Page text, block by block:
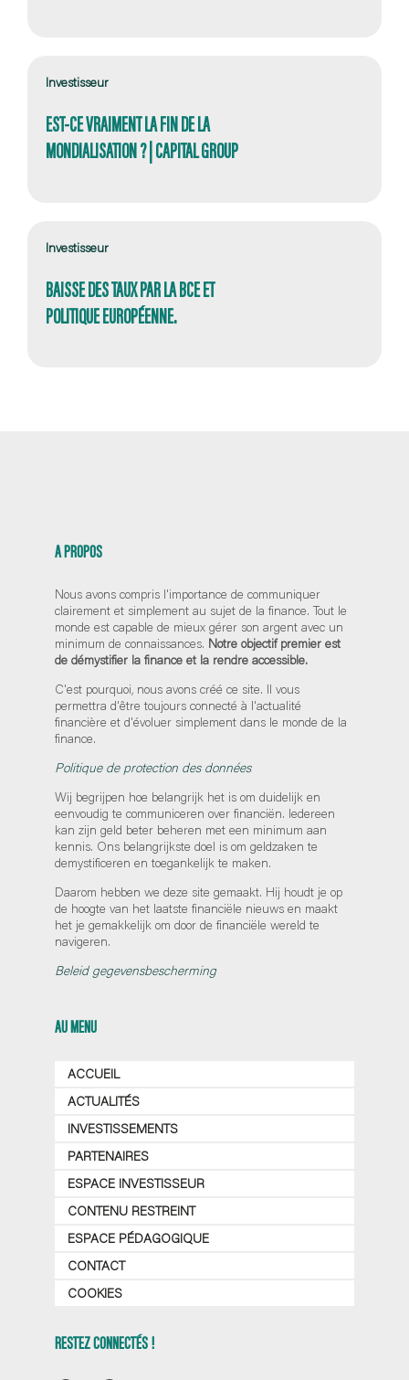
Investisseur
EST-CE VRAIMENT LA FIN DE LA
MONDIALISATION ? | CAPITAL GROUP
Investisseur
BAISSE DES TAUX PAR LA BCE ET
POLITIQUE EUROPÉENNE.
A PROPOS
Nous avons compris l'importance de communiquer
clairement et simplement au sujet de la finance. Tout le
monde est capable de mieux gérer son argent avec un
minimum de connaissances. Notre objectif premier est
de démystifier la finance et la rendre accessible.
C'est pourquoi, nous avons créé ce site. Il vous
permettra d'être toujours connecté à l'actualité
financière et d'évoluer simplement dans le monde de la
finance.
Politique de protection des données
Wij begrijpen hoe belangrijk het is om duidelijk en
eenvoudig te communiceren over financiën. Iedereen
kan zijn geld beter beheren met een minimum aan
kennis. Ons belangrijkste doel is om geldzaken te
demystificeren en toegankelijk te maken.
Daarom hebben we deze site gemaakt. Hij houdt je op
de hoogte van het laatste financiële nieuws en maakt
het je gemakkelijk om door de financiële wereld te
navigeren.
Beleid gegevensbescherming
AU MENU
ACCUEIL
ACTUALITÉS
INVESTISSEMENTS
PARTENAIRES
ESPACE INVESTISSEUR
CONTENU RESTREINT
ESPACE PÉDAGOGIQUE
CONTACT
COOKIES
RESTEZ CONNECTÉS !